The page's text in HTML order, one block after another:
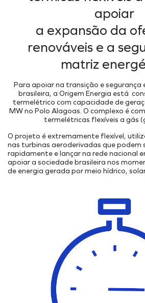
Nossos Ativos
Portal de Fornecedores
INFRAESTRUTURA PORTUÁRIA
TAMAC (MAC11A)
Pesquisa, Desenvolvimento & Inovação
Transição Energética
apoiar
a expansão da
renováveis e a
matriz
Para apoiar na transição e
brasileira, a Origem Energia está
termelétrico com capacidade de
MW no Polo Alagoas. O complexo é
termelétricas flexíveis a gás
O projeto é extremamente flexível,
nas turbinas aeroderivadas que podem
rapidamente e lançar na rede nacional
apoiar a sociedade brasileira nos
de energia gerada por meio hídrico,